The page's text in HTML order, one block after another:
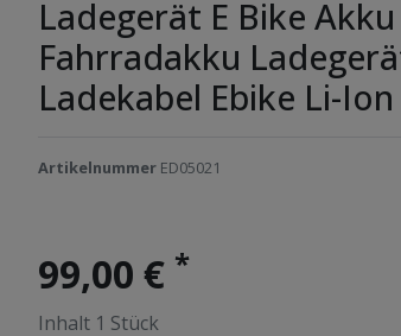
Ladegerät E Bike
Fahrradakku
Ladekabel Ebike Li-
Artikelnummer ED05021
99,00 € *
Inhalt 1 Stück